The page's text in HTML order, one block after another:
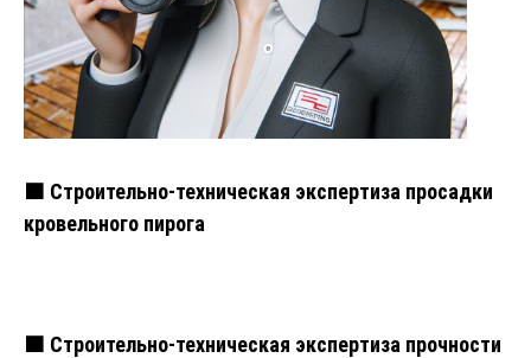
🟧 Строительно-техническая экспертиза просадки
кровельного пирога
🟧 Строительно-техническая экспертиза прочности